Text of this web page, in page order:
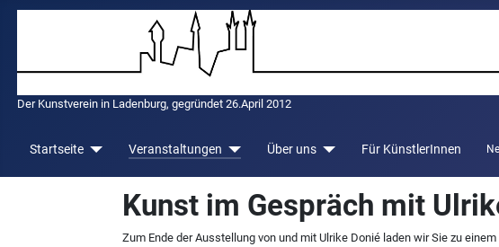
Der Kunstverein in Ladenburg, gegründet 26.April 2012
Startseite Veranstaltungen Über uns Für KünstlerInnen
Kunst im Gespräch mit
Zum Ende der Ausstellung von und mit Ulrike Donié laden wir Sie zu